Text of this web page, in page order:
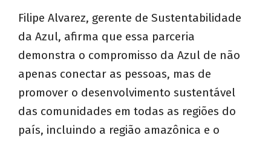
Filipe Alvarez, gerente de Sustentabilidade
da Azul, afirma que essa parceria
demonstra o compromisso da Azul de não
apenas conectar as pessoas, mas de
promover o desenvolvimento sustentável
das comunidades em todas as regiões do
país, incluindo a região amazônica e o